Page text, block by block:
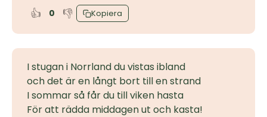
👍 0 👎 Kopiera
I stugan i Norrland du vistas ibland
och det är en långt bort till en strand
I sommar så får du till viken hasta
För att rädda middagen ut och kasta!